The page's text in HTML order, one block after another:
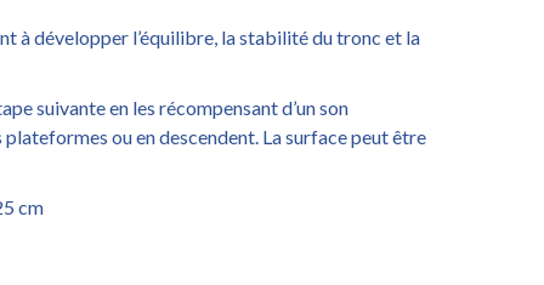
à développer l’équilibre, la stabilité du tronc et la
suivante en les récompensant d’un son
plateformes ou en descendent. La surface peut être
cm